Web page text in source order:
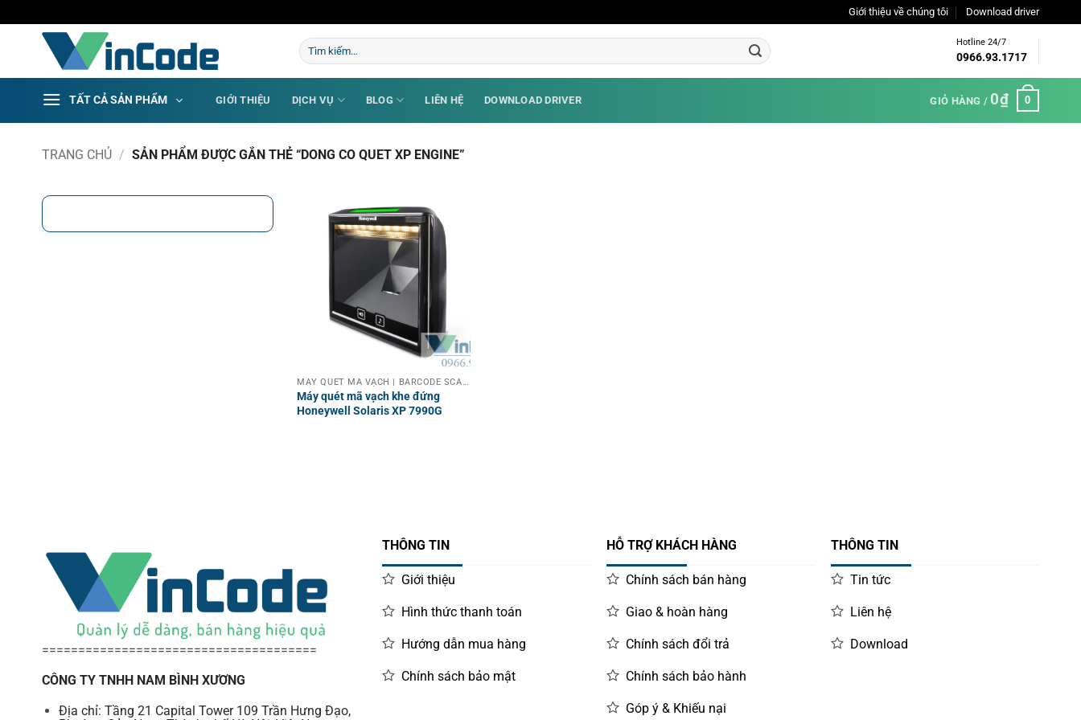
qua
Giới thiệu về chúng tôi Download driver
Tìm
kiếm:
Hotline 24/7
0966.93.1717
TẤT CẢ SẢN PHẨM GIỚI THIỆU DỊCH VỤ BLOG LIÊN HỆ DOWNLOAD DRIVER GIỎ HÀNG / 0₫ 0
TRANG CHỦ / SẢN PHẨM ĐƯỢC GẮN THẺ “DONG CO QUET XP ENGINE”
MÁY QUÉT MÃ VẠCH | BARCODE SCANNER
Máy quét mã vạch khe đứng
Honeywell Solaris XP 7990G
======================================
CÔNG TY TNHH NAM BÌNH XƯƠNG
Địa chỉ: Tầng 21 Capital Tower 109 Trần Hưng Đạo,
THÔNG TIN
Giới thiệu
Hình thức thanh toán
Hướng dẫn mua hàng
Chính sách bảo mật
HỖ TRỢ KHÁCH HÀNG
Chính sách bán hàng
Giao & hoàn hàng
Chính sách đổi trả
Chính sách bảo hành
Góp ý & Khiếu nại
THÔNG TIN
Tin tức
Liên hệ
Download